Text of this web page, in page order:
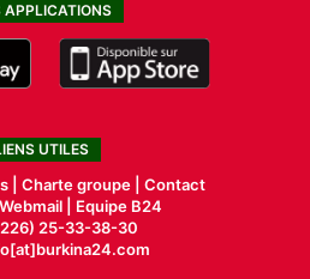
APPLICATIONS
UTILES
| Charte groupe | Contact
Webmail |
Equipe B24
25-33-38-30